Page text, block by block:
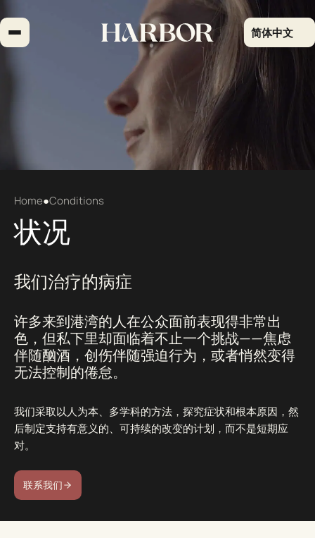
到
内
简体中文
Home●Conditions
状况
我们治疗的病症
许多来到港湾的人在公众面前表现得非常出
色，但私下里却面临着不止一个挑战——焦虑
伴随酗酒，创伤伴随强迫行为，或者悄然变得
无法控制的倦怠。
我们采取以人为本、多学科的方法，探究症状和根本原因，然
后制定支持有意义的、可持续的改变的计划，而不是短期应
对。
联系我们